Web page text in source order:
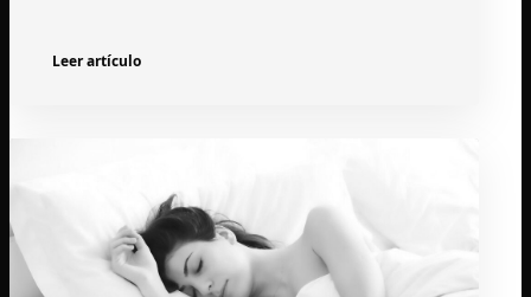
Leer artículo